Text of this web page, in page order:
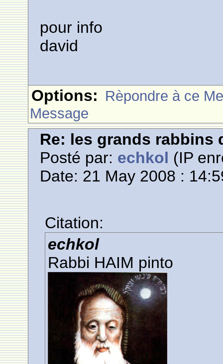
pour info
david
Options: Rèpondre à ce
Message
Re: les grands rabbins
Posté par: echkol (IP
Date: 21 May 2008 :
Citation:
echkol
Rabbi HAIM pinto